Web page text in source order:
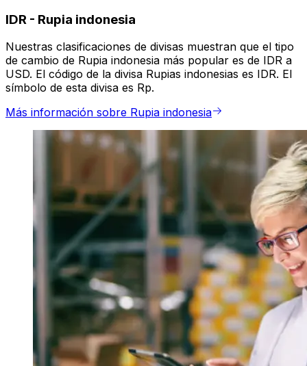
IDR - Rupia indonesia
Nuestras clasificaciones de divisas muestran que el tipo
de cambio de Rupia indonesia más popular es de IDR a
USD. El código de la divisa Rupias indonesias es IDR. El
símbolo de esta divisa es Rp.
Más información sobre Rupia indonesia